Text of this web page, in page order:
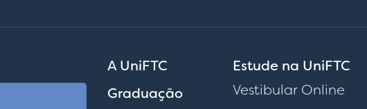
A UniFTC
Graduação
Estude na UniFTC
Vestibular Online